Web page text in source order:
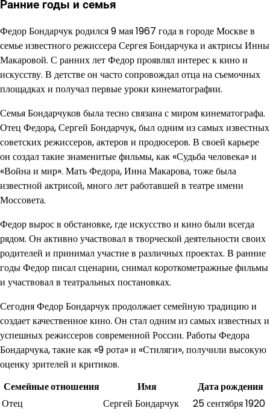
Ранние годы и семья
Федор Бондарчук родился 9 мая 1967 года в городе Москве в
семье известного режиссера Сергея Бондарчука и актрисы Инны
Макаровой. С ранних лет Федор проявлял интерес к кино и
искусству. В детстве он часто сопровождал отца на съемочных
площадках и получал первые уроки кинематографии.
Семья Бондарчуков была тесно связана с миром кинематографа.
Отец Федора, Сергей Бондарчук, был одним из самых известных
советских режиссеров, актеров и продюсеров. В своей карьере
он создал такие знаменитые фильмы, как «Судьба человека» и
«Война и мир». Мать Федора, Инна Макарова, тоже была
известной актрисой, много лет работавшей в театре имени
Моссовета.
Федор вырос в обстановке, где искусство и кино были всегда
рядом. Он активно участвовал в творческой деятельности своих
родителей и принимал участие в различных проектах. В ранние
годы Федор писал сценарии, снимал короткометражные фильмы
и участвовал в театральных постановках.
Сегодня Федор Бондарчук продолжает семейную традицию и
создает качественное кино. Он стал одним из самых известных и
успешных режиссеров современной России. Работы Федора
Бондарчука, такие как «9 рота» и «Стиляги», получили высокую
оценку зрителей и критиков.
Семейные отношения
Имя
Дата рождения
Отец
Сергей Бондарчук
25 сентября 1920